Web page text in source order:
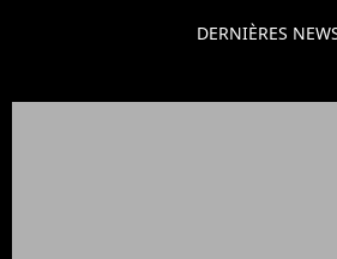
DERNIÈRES